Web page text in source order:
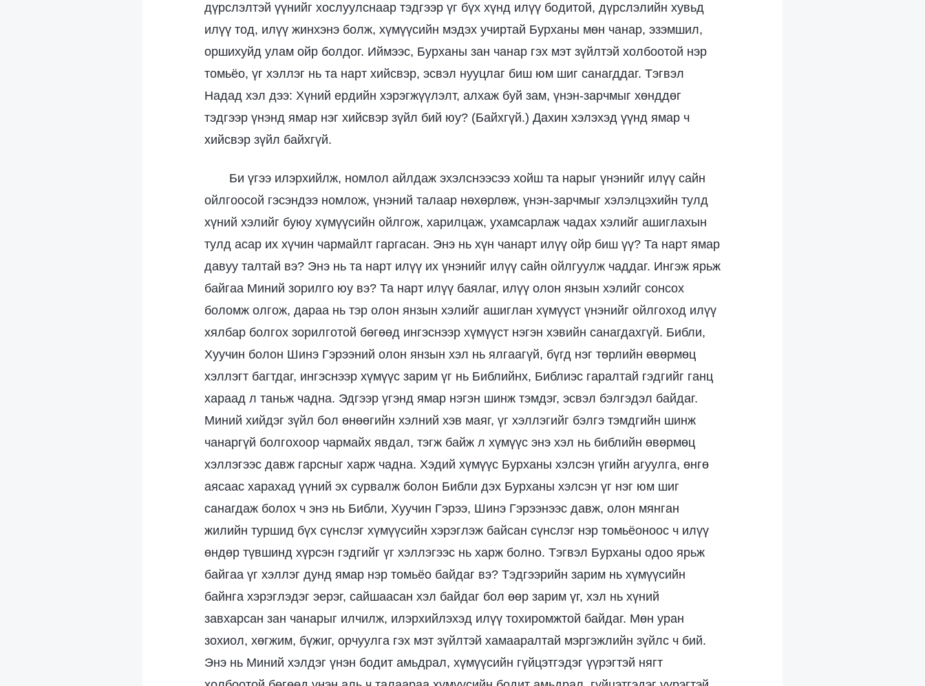
дүрслэлтэй үүнийг хослуулснаар тэдгээр үг бүх хүнд илүү бодитой, дүрслэлийн хувьд
илүү тод, илүү жинхэнэ болж, хүмүүсийн мэдэх учиртай Бурханы мөн чанар, эзэмшил,
оршихуйд улам ойр болдог. Иймээс, Бурханы зан чанар гэх мэт зүйлтэй холбоотой нэр
томьёо, үг хэллэг нь та нарт хийсвэр, эсвэл нууцлаг биш юм шиг санагддаг. Тэгвэл
Надад хэл дээ: Хүний ердийн хэрэгжүүлэлт, алхаж буй зам, үнэн-зарчмыг хөнддөг
тэдгээр үнэнд ямар нэг хийсвэр зүйл бий юу? (Байхгүй.) Дахин хэлэхэд үүнд ямар ч
хийсвэр зүйл байхгүй.
Би үгээ илэрхийлж, номлол айлдаж эхэлснээсээ хойш та нарыг үнэнийг илүү сайн
ойлгоосой гэсэндээ номлож, үнэний талаар нөхөрлөж, үнэн-зарчмыг хэлэлцэхийн тулд
хүний хэлийг буюу хүмүүсийн ойлгож, харилцаж, ухамсарлаж чадах хэлийг ашиглахын
тулд асар их хүчин чармайлт гаргасан. Энэ нь хүн чанарт илүү ойр биш үү? Та нарт ямар
давуу талтай вэ? Энэ нь та нарт илүү их үнэнийг илүү сайн ойлгуулж чаддаг. Ингэж ярьж
байгаа Миний зорилго юу вэ? Та нарт илүү баялаг, илүү олон янзын хэлийг сонсох
боломж олгож, дараа нь тэр олон янзын хэлийг ашиглан хүмүүст үнэнийг ойлгоход илүү
хялбар болгох зорилготой бөгөөд ингэснээр хүмүүст нэгэн хэвийн санагдахгүй. Библи,
Хуучин болон Шинэ Гэрээний олон янзын хэл нь ялгаагүй, бүгд нэг төрлийн өвөрмөц
хэллэгт багтдаг, ингэснээр хүмүүс зарим үг нь Библийнх, Библиэс гаралтай гэдгийг ганц
хараад л таньж чадна. Эдгээр үгэнд ямар нэгэн шинж тэмдэг, эсвэл бэлгэдэл байдаг.
Миний хийдэг зүйл бол өнөөгийн хэлний хэв маяг, үг хэллэгийг бэлгэ тэмдгийн шинж
чанаргүй болгохоор чармайх явдал, тэгж байж л хүмүүс энэ хэл нь библийн өвөрмөц
хэллэгээс давж гарсныг харж чадна. Хэдий хүмүүс Бурханы хэлсэн үгийн агуулга, өнгө
аясаас харахад үүний эх сурвалж болон Библи дэх Бурханы хэлсэн үг нэг юм шиг
санагдаж болох ч энэ нь Библи, Хуучин Гэрээ, Шинэ Гэрээнээс давж, олон мянган
жилийн туршид бүх сүнслэг хүмүүсийн хэрэглэж байсан сүнслэг нэр томьёоноос ч илүү
өндөр түвшинд хүрсэн гэдгийг үг хэллэгээс нь харж болно. Тэгвэл Бурханы одоо ярьж
байгаа үг хэллэг дунд ямар нэр томьёо байдаг вэ? Тэдгээрийн зарим нь хүмүүсийн
байнга хэрэглэдэг эерэг, сайшаасан хэл байдаг бол өөр зарим үг, хэл нь хүний
завхарсан зан чанарыг илчилж, илэрхийлэхэд илүү тохиромжтой байдаг. Мөн уран
зохиол, хөгжим, бүжиг, орчуулга гэх мэт зүйлтэй хамааралтай мэргэжлийн зүйлс ч бий.
Энэ нь Миний хэлдэг үнэн бодит амьдрал, хүмүүсийн гүйцэтгэдэг үүрэгтэй нягт